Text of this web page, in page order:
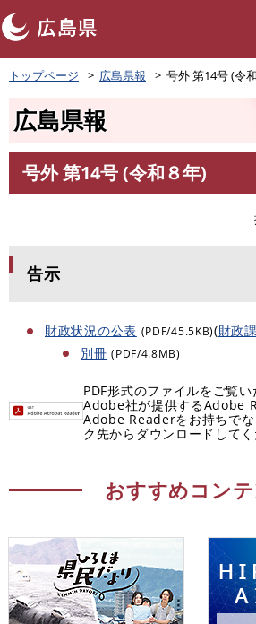
ペ
ー
頭
す
トップページ 広島県報 号外 第14号 (令
広島県報
文
号外 第14号 (令和８年)
告示
財政状況の公表 (PDF/45.5KB)(財政課
別冊 (PDF/4.8MB)
PDF形式のファイルをご覧い
Adobe社が提供するAdobe
Adobe Readerをお持ちで
ク先からダウンロードしてく
おすすめコン